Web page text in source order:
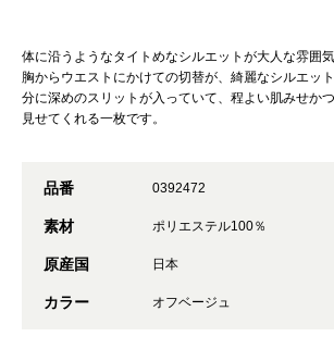
体に沿うようなタイトめなシルエットが大人な雰囲
胸からウエストにかけての切替が、綺麗なシルエッ
分に深めのスリットが入っていて、程よい肌みせか
見せてくれる一枚です。
品番 0392472
素材 ポリエステル100％
原産国 日本
カラー オフベージュ